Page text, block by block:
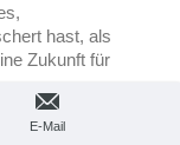
hast, als
Zukunft für
E-Mail